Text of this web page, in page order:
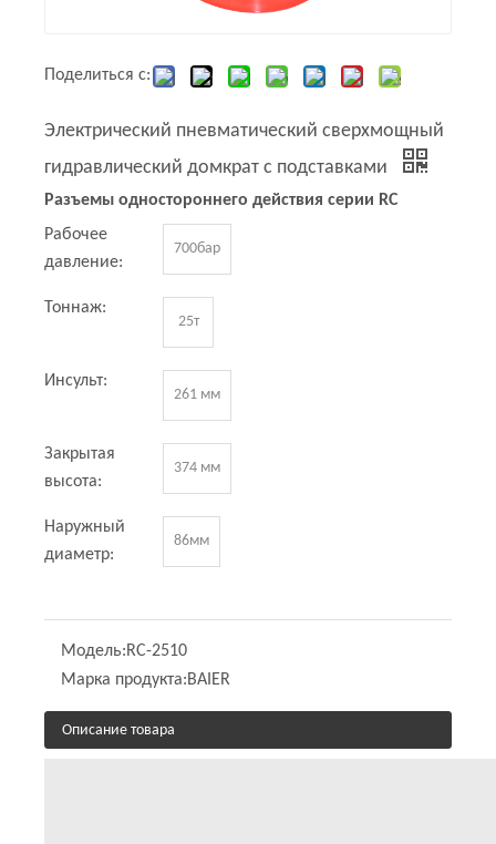
Поделиться с:
Электрический пневматический сверхмощный
гидравлический домкрат с подставками
Разъемы одностороннего действия серии RC
Рабочее
давление:
700бар
Тоннаж:
25т
Инсульт:
261 мм
Закрытая
высота:
374 мм
Наружный
диаметр:
86мм
Модель:RC-2510
Марка продукта:BAIER
Описание товара